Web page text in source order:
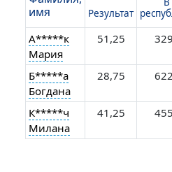
имя
Результат
А*****к
Мария
51,25
Б*****а
Богдана
28,75
К*****ч
Милана
41,25